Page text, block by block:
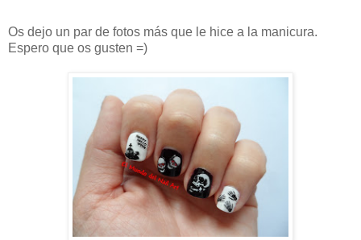
Os dejo un par de fotos más que le hice a la manicura.
Espero que os gusten =)